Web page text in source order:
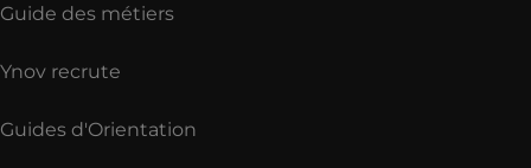
Guide des métiers
Ynov recrute
Guides d'Orientation